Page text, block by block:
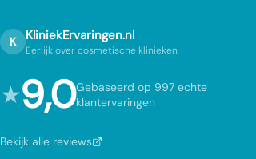
K KliniekErvaringen.nl
Eerlijk over cosmetische klinieken
★9,0Gebaseerd op 997 echte
klantervaringen
Bekijk alle reviews